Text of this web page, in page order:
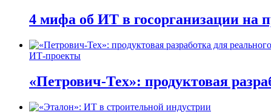
4 мифа об ИТ в госорганизации
ИТ-проекты
«Петрович-Тех»: продуктовая